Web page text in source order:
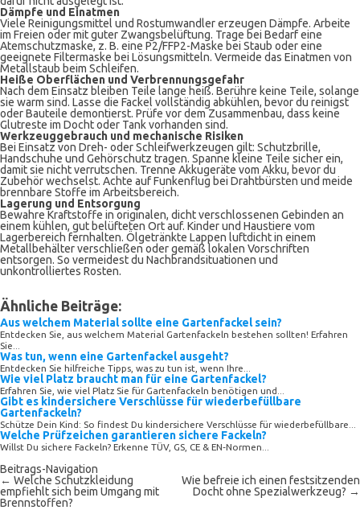
Dämpfe und Einatmen
Viele Reinigungsmittel und Rostumwandler erzeugen Dämpfe. Arbeite
im Freien oder mit guter Zwangsbelüftung. Trage bei Bedarf eine
Atemschutzmaske, z. B. eine P2/FFP2-Maske bei Staub oder eine
geeignete Filtermaske bei Lösungsmitteln. Vermeide das Einatmen von
Metallstaub beim Schleifen.
Heiße Oberflächen und Verbrennungsgefahr
Nach dem Einsatz bleiben Teile lange heiß. Berühre keine Teile, solange
sie warm sind. Lasse die Fackel vollständig abkühlen, bevor du reinigst
oder Bauteile demontierst. Prüfe vor dem Zusammenbau, dass keine
Glutreste im Docht oder Tank vorhanden sind.
Werkzeuggebrauch und mechanische Risiken
Bei Einsatz von Dreh- oder Schleifwerkzeugen gilt: Schutzbrille,
Handschuhe und Gehörschutz tragen. Spanne kleine Teile sicher ein,
damit sie nicht verrutschen. Trenne Akkugeräte vom Akku, bevor du
Zubehör wechselst. Achte auf Funkenflug bei Drahtbürsten und meide
brennbare Stoffe im Arbeitsbereich.
Lagerung und Entsorgung
Bewahre Kraftstoffe in originalen, dicht verschlossenen Gebinden an
einem kühlen, gut belüfteten Ort auf. Kinder und Haustiere vom
Lagerbereich fernhalten. Ölgetränkte Lappen luftdicht in einem
Metallbehälter verschließen oder gemäß lokalen Vorschriften
entsorgen. So vermeidest du Nachbrandsituationen und
unkontrolliertes Rosten.
Ähnliche Beiträge:
Aus welchem Material sollte eine Gartenfackel sein?
Entdecken Sie, aus welchem Material Gartenfackeln bestehen sollten! Erfahren
Sie...
Was tun, wenn eine Gartenfackel ausgeht?
Entdecken Sie hilfreiche Tipps, was zu tun ist, wenn Ihre...
Wie viel Platz braucht man für eine Gartenfackel?
Erfahren Sie, wie viel Platz Sie für Gartenfackeln benötigen und...
Gibt es kindersichere Verschlüsse für wiederbefüllbare
Gartenfackeln?
Schütze Dein Kind: So findest Du kindersichere Verschlüsse für wiederbefüllbare...
Welche Prüfzeichen garantieren sichere Fackeln?
Willst Du sichere Fackeln? Erkenne TÜV, GS, CE & EN‑Normen...
Beitrags-Navigation
← Welche Schutzkleidung
empfiehlt sich beim Umgang mit
Brennstoffen?
Wie befreie ich einen festsitzenden
Docht ohne Spezialwerkzeug? →